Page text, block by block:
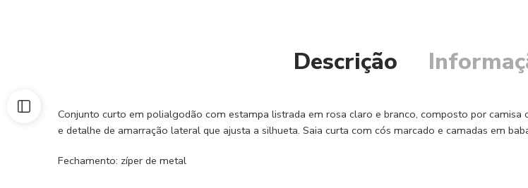
Descrição
Conjunto curto em polialgodão com estampa listrada em rosa claro e branco, composto por
e detalhe de amarração lateral que ajusta a silhueta. Saia curta com cós marcado e camadas em
Fechamento: zíper de metal